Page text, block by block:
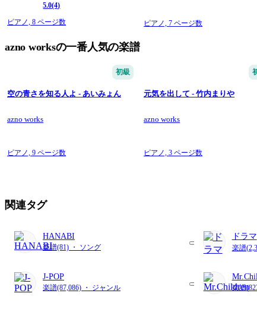
5.0(4)
ピアノ, 8 ページ数 ピアノ,7 ページ数
azno worksの一番人気の楽譜
初級
空の青さを知る人よ - あいみょん
azno works
ピアノ, 9 ページ数
元気を出して - 竹内まりや
azno works
ピアノ,3 ページ数
関連タグ
HANABI
楽譜(81) ・ ソング
ドラマ
楽譜
J-POP
楽譜(87,086) ・ ジャンル 楽譜